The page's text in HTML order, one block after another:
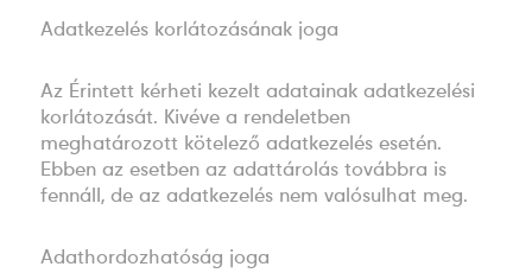
Adatkezelés korlátozásának joga
Az Érintett kérheti kezelt adatainak adatkezelési
korlátozását. Kivéve a rendeletben
meghatározott kötelező adatkezelés esetén.
Ebben az esetben az adattárolás továbbra is
fennáll, de az adatkezelés nem valósulhat meg.
Adathordozhatóság joga